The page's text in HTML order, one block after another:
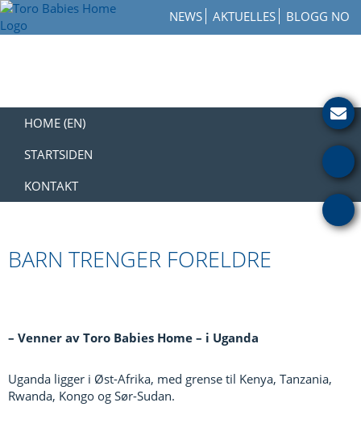
Skip
to
Skip
to
Skip
to
NEWS AKTUELLES BLOGG NO
Toro
with
HOME (EN)
STARTSIDEN
KONTAKT
BARN TRENGER FORELDRE
– Venner av Toro Babies Home – i Uganda
Uganda ligger i Øst-Afrika, med grense til Kenya, Tanzania,
Rwanda, Kongo og Sør-Sudan.